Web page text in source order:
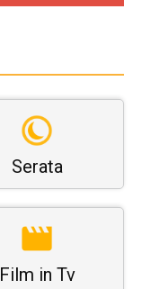
Serata
Film in Tv